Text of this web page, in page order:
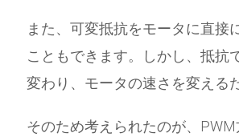
また、可変抵抗をモータに直接
こともできます。しかし、抵抗
変わり、モータの速さを変える
そのため考えられたのが、